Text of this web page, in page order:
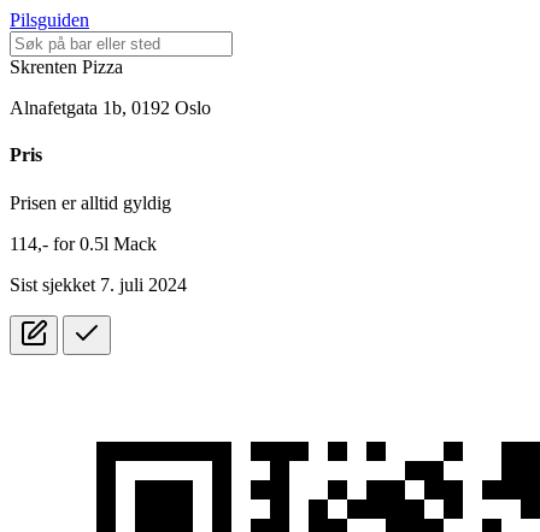
Pilsguiden
Skrenten Pizza
Alnafetgata 1b, 0192 Oslo
Pris
Prisen er alltid gyldig
114,- for0.5l Mack
Sist sjekket 7. juli 2024